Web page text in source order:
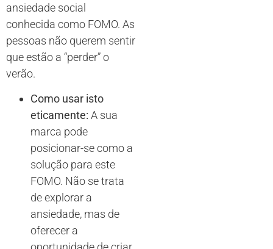
ansiedade social
conhecida como FOMO. As
pessoas não querem sentir
que estão a “perder” o
verão.
Como usar isto
eticamente: A sua
marca pode
posicionar-se como a
solução para este
FOMO. Não se trata
de explorar a
ansiedade, mas de
oferecer a